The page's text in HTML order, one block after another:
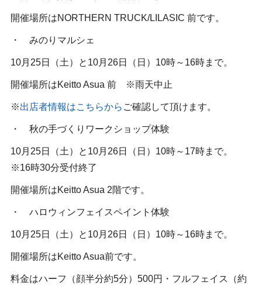
開催場所はNORTHERN TRUCK/LILASIC 前です。
・ みのりマルシェ
10月25日（土）と10月26日（日）10時～16時まで。
開催場所はKeitto Asua 前 ※雨天中止
※出店者情報はこちらから ご確認して頂けます。
・ 秋の手づくりワークショップ体験
10月25日（土）と10月26日（日）10時～17時まで。
※16時30分受付終了
開催場所はKeitto Asua 2階です。
・ ハロウィンフェイスペイント体験
10月25日（土）と10月26日（日）10時～16時まで。
開催場所はKeitto Asua前です。
料金はハーフ（顔半分約5分）500円・フルフェイス（約